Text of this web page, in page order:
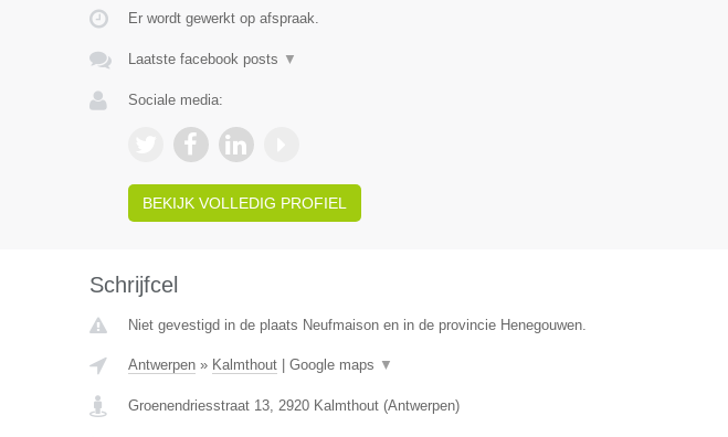
Er wordt gewerkt op afspraak.
Laatste facebook posts ▼
Sociale media:
BEKIJK VOLLEDIG PROFIEL
Schrijfcel
Niet gevestigd in de plaats Neufmaison en in de provincie Henegouwen.
Antwerpen» Kalmthout| Google maps ▼
Groenendriesstraat 13, 2920 Kalmthout(Antwerpen)